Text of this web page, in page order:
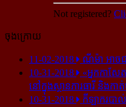
Not registered?
ចុងក្រោយ
11-02-2018
ណីម៉ា អាច​ជ
10-31-2018
«អ្នក​កាសែ
នៅ​ក្នុង​ស្ថាន​ភារធារី និង​ក
10-31-2018
កីឡាករ​បា